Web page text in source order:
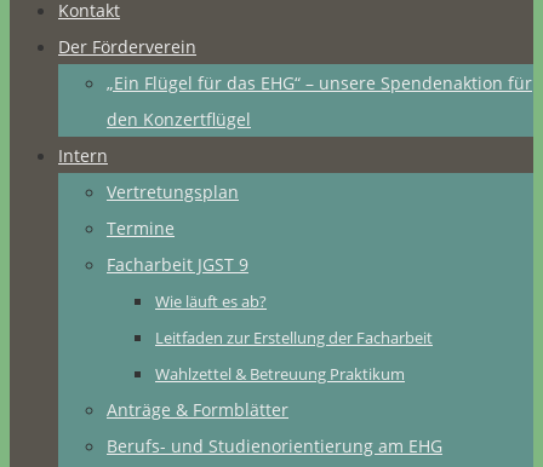
Kontakt
Der Förderverein
„Ein Flügel für das EHG“ – unsere Spendenaktion für
den Konzertflügel
Intern
Vertretungsplan
Termine
Facharbeit JGST 9
Wie läuft es ab?
Leitfaden zur Erstellung der Facharbeit
Wahlzettel & Betreuung Praktikum
Anträge & Formblätter
Berufs- und Studienorientierung am EHG